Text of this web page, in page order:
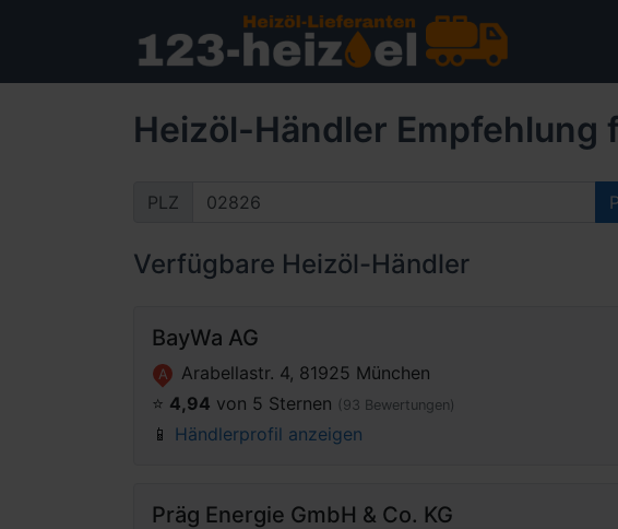
Heizöl-Händler Empfehlung
PLZ
Verfügbare Heizöl-Händler
BayWa AG
A
Arabellastr. 4, 81925 München
⭐️ 4,94 von 5 Sternen (93 Bewertungen)
📱 Händlerprofil anzeigen
Präg Energie GmbH & Co. KG